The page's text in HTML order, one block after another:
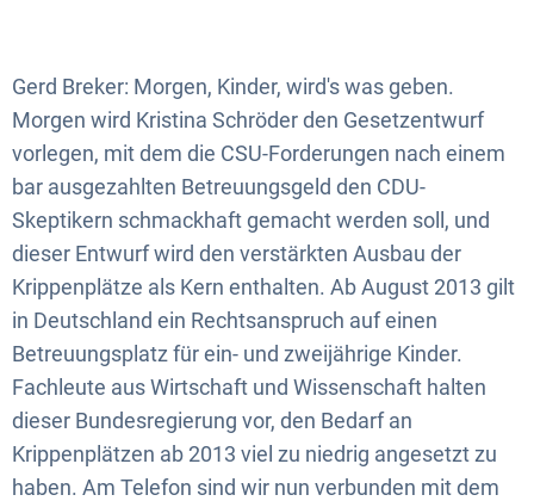
Gerd Breker: Morgen, Kinder, wird's was geben.
Morgen wird Kristina Schröder den Gesetzentwurf
vorlegen, mit dem die CSU-Forderungen nach einem
bar ausgezahlten Betreuungsgeld den CDU-
Skeptikern schmackhaft gemacht werden soll, und
dieser Entwurf wird den verstärkten Ausbau der
Krippenplätze als Kern enthalten. Ab August 2013 gilt
in Deutschland ein Rechtsanspruch auf einen
Betreuungsplatz für ein- und zweijährige Kinder.
Fachleute aus Wirtschaft und Wissenschaft halten
dieser Bundesregierung vor, den Bedarf an
Krippenplätzen ab 2013 viel zu niedrig angesetzt zu
haben. Am Telefon sind wir nun verbunden mit dem